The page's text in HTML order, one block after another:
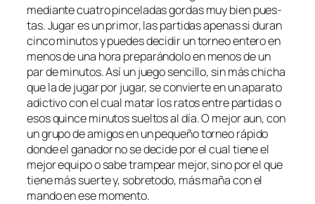
me­dian­te cua­tro pin­ce­la­das gor­das muy bien pues­
tas. Jugar es un pri­mor, las par­ti­das ape­nas si du­ran
cin­co mi­nu­tos y pue­des de­ci­dir un tor­neo en­te­ro en
me­nos de una ho­ra pre­pa­rán­do­lo en me­nos de un
par de mi­nu­tos. Así un jue­go sen­ci­llo, sin más chi­cha
que la de ju­gar por ju­gar, se con­vier­te en un apa­ra­to
adic­ti­vo con el cual ma­tar los ra­tos en­tre par­ti­das o
esos quin­ce mi­nu­tos suel­tos al día. O me­jor aun, con
un gru­po de ami­gos en un pe­que­ño tor­neo rá­pi­do
don­de el ga­na­dor no se de­ci­de por el cual tie­ne el
me­jor equi­po o sa­be tram­pear me­jor, sino por el que
tie­ne más suer­te y, so­bre­to­do, más ma­ña con el
man­do en ese momento.